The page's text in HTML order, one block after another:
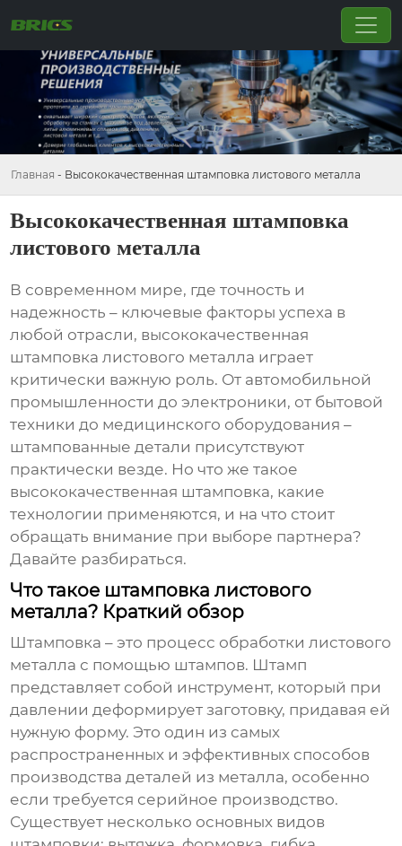
Главная - Высококачественная штамповка листового металла
Высококачественная штамповка
листового металла
В современном мире, где точность и
надежность – ключевые факторы успеха в
любой отрасли, высококачественная
штамповка листового металла играет
критически важную роль. От автомобильной
промышленности до электроники, от бытовой
техники до медицинского оборудования –
штампованные детали присутствуют
практически везде. Но что же такое
высококачественная штамповка, какие
технологии применяются, и на что стоит
обращать внимание при выборе партнера?
Давайте разбираться.
Что такое штамповка листового
металла? Краткий обзор
Штамповка – это процесс обработки листового
металла с помощью штампов. Штамп
представляет собой инструмент, который при
давлении деформирует заготовку, придавая ей
нужную форму. Это один из самых
распространенных и эффективных способов
производства деталей из металла, особенно
если требуется серийное производство.
Существует несколько основных видов